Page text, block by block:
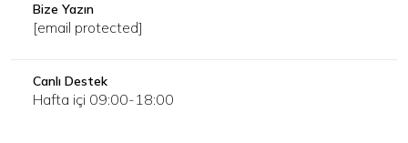
Bize Yazın
[email protected]
Canlı Destek
Hafta içi 09:00-18:00